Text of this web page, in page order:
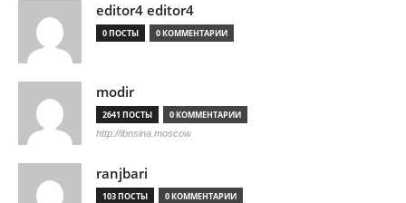
editor4 editor4
0 ПОСТЫ 0 КОММЕНТАРИИ
modir
2641 ПОСТЫ 0 КОММЕНТАРИИ
http://ibnsina.moscow
ranjbari
103 ПОСТЫ 0 КОММЕНТАРИИ